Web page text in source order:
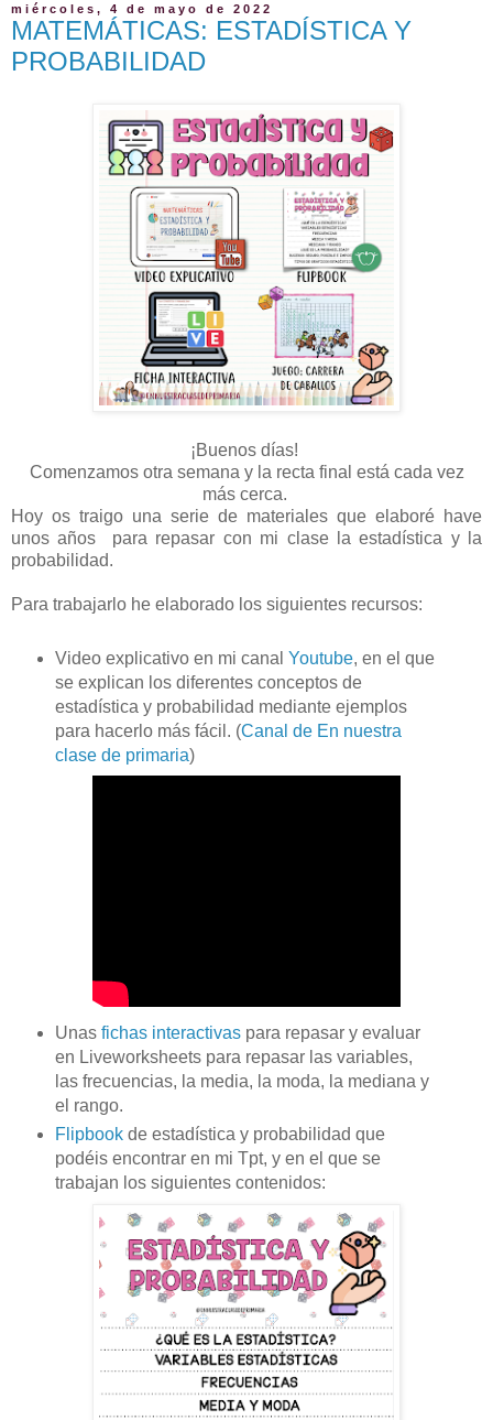
miércoles, 4 de mayo de 2022
MATEMÁTICAS: ESTADÍSTICA Y
PROBABILIDAD
¡Buenos días!
Comenzamos otra semana y la recta final está cada vez
más cerca.
Hoy os traigo una serie de materiales que elaboré have
unos años para repasar con mi clase la estadística y la
probabilidad.
Para trabajarlo he elaborado los siguientes recursos:
Video explicativo en mi canal Youtube, en el que
se explican los diferentes conceptos de
estadística y probabilidad mediante ejemplos
para hacerlo más fácil. (Canal de En nuestra
clase de primaria)
Unasfichas interactivaspara repasar y evaluar
en Liveworksheets para repasar las variables,
las frecuencias, la media, la moda, la mediana y
el rango.
Flipbookde estadística y probabilidad que
podéis encontrar en mi Tpt, y en el que se
trabajan los siguientes contenidos: